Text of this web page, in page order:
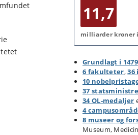
11,7
milliarder kroner
Grundlagt i 1479
6 fakulteter,
10
37 statsministre
34 OL-medaljer
4
8 museer og
Museum,